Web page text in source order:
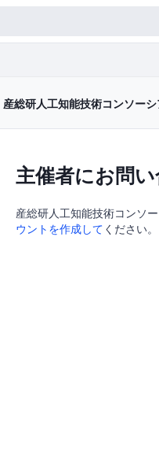
産総研人工知能技術コンソーシ
主催者にお問
産総研人工知能技術コンソ
ウントを作成して ください。